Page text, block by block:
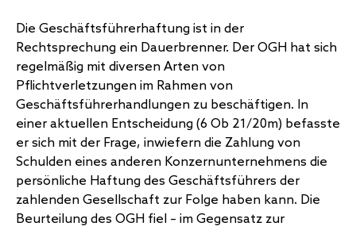
Die Geschäftsführerhaftung ist in der
Rechtsprechung ein Dauerbrenner. Der OGH hat sich
regelmäßig mit diversen Arten von
Pflichtverletzungen im Rahmen von
Geschäftsführerhandlungen zu beschäftigen. In
einer aktuellen Entscheidung (6 Ob 21/20m) befasste
er sich mit der Frage, inwiefern die Zahlung von
Schulden eines anderen Konzernunternehmens die
persönliche Haftung des Geschäftsführers der
zahlenden Gesellschaft zur Folge haben kann. Die
Beurteilung des OGH fiel – im Gegensatz zur